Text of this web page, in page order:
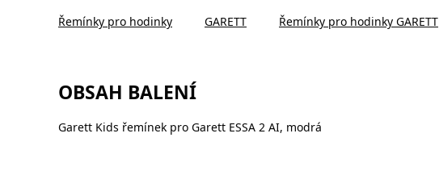
Řemínky pro hodinky GARETT Řemínky pro hodinky GARETT
OBSAH BALENÍ
Garett Kids řemínek pro Garett ESSA 2 AI, modrá